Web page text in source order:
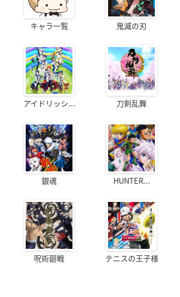
キャラ一覧 鬼滅の刃
アイドリッシ... 刀剣乱舞
銀魂 HUNTER...
呪術廻戦 テニスの王子様